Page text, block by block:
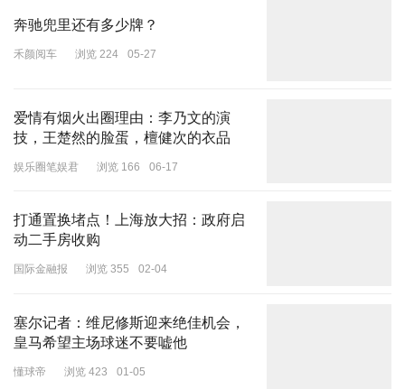
奔驰兜里还有多少牌？
禾颜阅车 浏览 224 05-27
爱情有烟火出圈理由：李乃文的演
技，王楚然的脸蛋，檀健次的衣品
娱乐圈笔娱君 浏览 166 06-17
打通置换堵点！上海放大招：政府启
动二手房收购
国际金融报 浏览 355 02-04
塞尔记者：维尼修斯迎来绝佳机会，
皇马希望主场球迷不要嘘他
懂球帝 浏览 423 01-05